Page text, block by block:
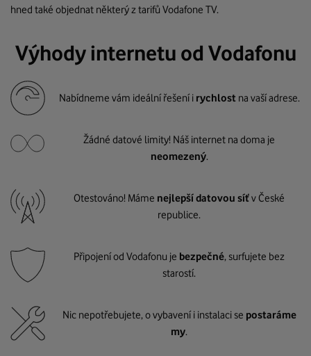
hned také objednat některý z tarifů Vodafone TV.
Výhody internetu od Vodafonu
Nabídneme vám ideální řešení i rychlost na vaší adrese.
Žádné datové limity! Náš internet na doma je
neomezený.
Otestováno! Máme nejlepší datovou síťv České
republice.
Připojení od Vodafonu je bezpečné, surfujete bez
starostí.
Nic nepotřebujete, o vybavení i instalaci se postaráme
my.